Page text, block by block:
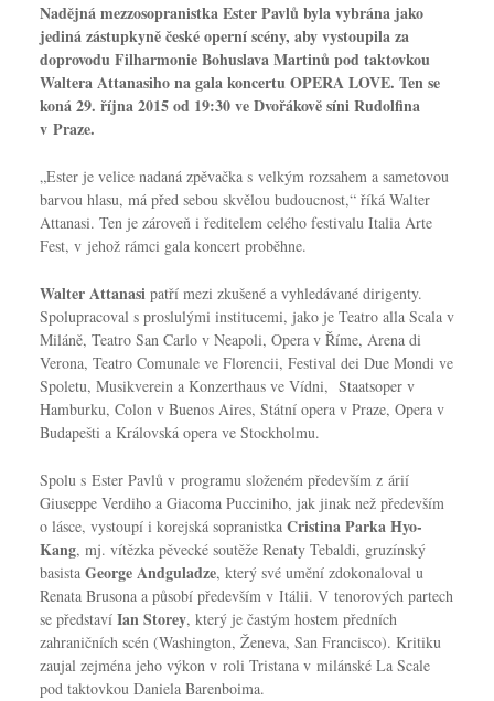
Nadějná mezzosopranistka Ester Pavlů byla vybrána jako
jediná zástupkyně české operní scény, aby vystoupila za
doprovodu Filharmonie Bohuslava Martinů pod taktovkou
Waltera Attanasiho na gala koncertu OPERA LOVE. Ten se
koná 29. října 2015 od 19:30 ve Dvořákově síni Rudolfina
v Praze.
„Ester je velice nadaná zpěvačka s velkým rozsahem a sametovou
barvou hlasu, má před sebou skvělou budoucnost,“ říká Walter
Attanasi. Ten je zároveň i ředitelem celého festivalu Italia Arte
Fest, v jehož rámci gala koncert proběhne.
Walter Attanasipatří mezi zkušené a vyhledávané dirigenty.
Spolupracoval s proslulými institucemi, jako je Teatro alla Scala v
Miláně, Teatro San Carlo v Neapoli, Opera v Říme, Arena di
Verona, Teatro Comunale ve Florencii, Festival dei Due Mondi ve
Spoletu, Musikverein a Konzerthaus ve Vídni, Staatsoper v
Hamburku, Colon v Buenos Aires, Státní opera v Praze, Opera v
Budapešti a Královská opera ve Stockholmu.
Spolu s Ester Pavlů v programu složeném především z árií
Giuseppe Verdiho a Giacoma Pucciniho, jak jinak než především
o lásce, vystoupí i korejská sopranistka Cristina Parka Hyo-
Kang, mj. vítězka pěvecké soutěže Renaty Tebaldi, gruzínský
basista George Andguladze, který své umění zdokonaloval u
Renata Brusona a působí především v Itálii. V tenorových partech
se představí Ian Storey, který je častým hostem předních
zahraničních scén (Washington, Ženeva, San Francisco). Kritiku
zaujal zejména jeho výkon v roli Tristana v milánské La Scale
pod taktovkou Daniela Barenboima.